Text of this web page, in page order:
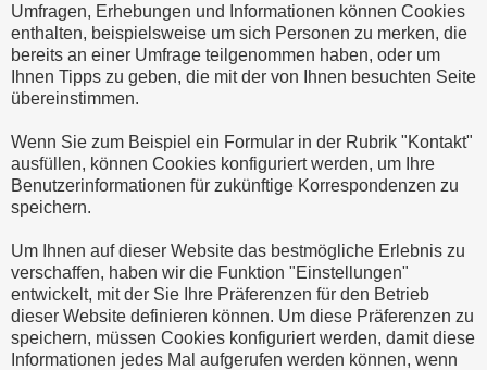
Umfragen, Erhebungen und Informationen können Cookies
enthalten, beispielsweise um sich Personen zu merken, die
bereits an einer Umfrage teilgenommen haben, oder um
Ihnen Tipps zu geben, die mit der von Ihnen besuchten Seite
übereinstimmen.
Wenn Sie zum Beispiel ein Formular in der Rubrik "Kontakt"
ausfüllen, können Cookies konfiguriert werden, um Ihre
Benutzerinformationen für zukünftige Korrespondenzen zu
speichern.
Um Ihnen auf dieser Website das bestmögliche Erlebnis zu
verschaffen, haben wir die Funktion "Einstellungen"
entwickelt, mit der Sie Ihre Präferenzen für den Betrieb
dieser Website definieren können. Um diese Präferenzen zu
speichern, müssen Cookies konfiguriert werden, damit diese
Informationen jedes Mal aufgerufen werden können, wenn